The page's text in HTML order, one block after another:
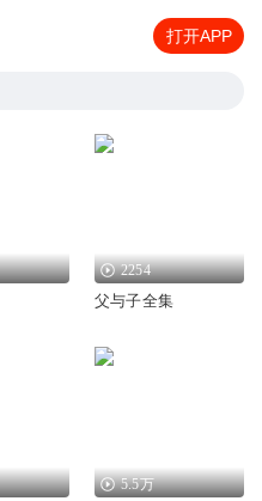
打开APP
2254
父与子全集
5.5万